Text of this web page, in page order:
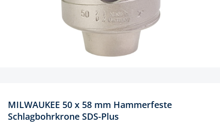
MILWAUKEE 50 x 58 mm Hammerfeste
Schlagbohrkrone SDS-Plus